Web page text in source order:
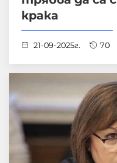
крака
21-09-2025г. 70